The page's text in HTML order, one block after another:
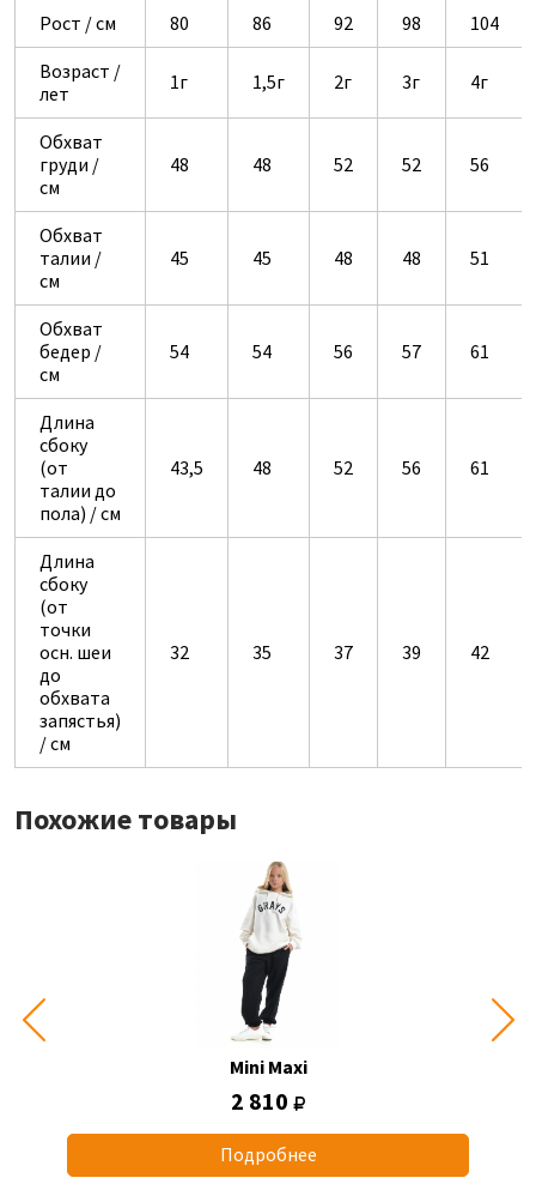
Рост / см 80 86 92 98
104
Возраст /
лет
1г 1,5г 2г 3г 4г
Обхват
груди /
см
48 48 52 52 56
Обхват
талии /
см
45 45 48 48 51
Обхват
бедер /
см
54 54 56 57 61
Длина
сбоку
(от
талии до
пола) / см
43,5 48 52 56 61
Длина
сбоку
(от
точки
осн. шеи
до
обхвата
запястья)
/ см
32 35 37 39 42
Похожие товары
Mini Maxi
2 810
Подробнее